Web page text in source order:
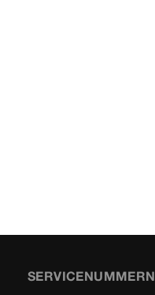
SERVICENUMMERN